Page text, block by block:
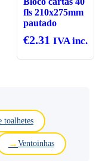
fls 210x275mm
pautado
€2.31 IVA inc.
toalhetes
Ventoinhas